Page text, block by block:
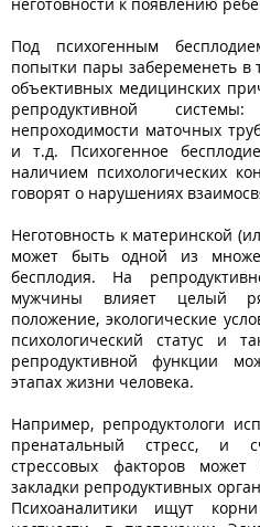
Под психогенным
попытки пары забеременеть в
объективных медицинских
репродуктивной
непроходимости маточных
и т.д. Психогенное
наличием психологических
говорят о нарушениях
Неготовность к материнской
может быть одной из
бесплодия. На
мужчины влияет целый
положение, экологические
психологический статус и
репродуктивной функции
этапах жизни человека.
Например, репродуктологи
пренатальный стресс, и
стрессовых факторов
закладки репродуктивных
Психоаналитики ищут